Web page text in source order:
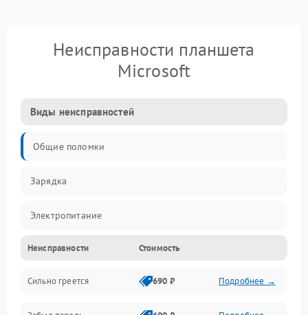
Неисправности планшета
Microsoft
Виды неисправностей
Общие поломки
Зарядка
Электропитание
Экран и изображение
Дисплей
Неисправности Стоимость
Сильно греется 690 ₽ Подробнее →